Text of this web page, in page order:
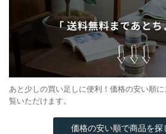
あと少しの買い足しに便利！価格の安い順
覧いただけます。
価格の安い順で商品を探